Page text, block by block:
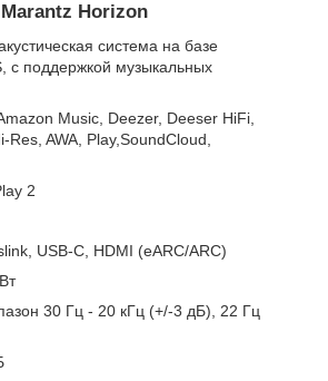
Horizon
система на базе
с поддержкой музыкальных
Music, Deezer, Deeser HiFi,
AWA, Play,SoundCloud,
2
USB-C, HDMI (eARC/ARC)
30 Гц - 20 кГц (+/-3 дБ), 22 Гц